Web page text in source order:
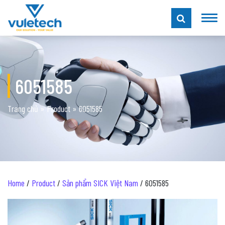
6051585
Trang chủ »Product »6051585
Home / Product/ Sản phẩm SICK Việt Nam / 6051585